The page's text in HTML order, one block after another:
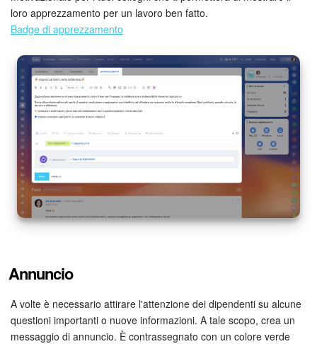
loro apprezzamento per un lavoro ben fatto.
Badge di apprezzamento
Annuncio
A volte è necessario attirare l'attenzione dei dipendenti su alcune
questioni importanti o nuove informazioni. A tale scopo, crea un
messaggio di annuncio. È contrassegnato con un colore verde